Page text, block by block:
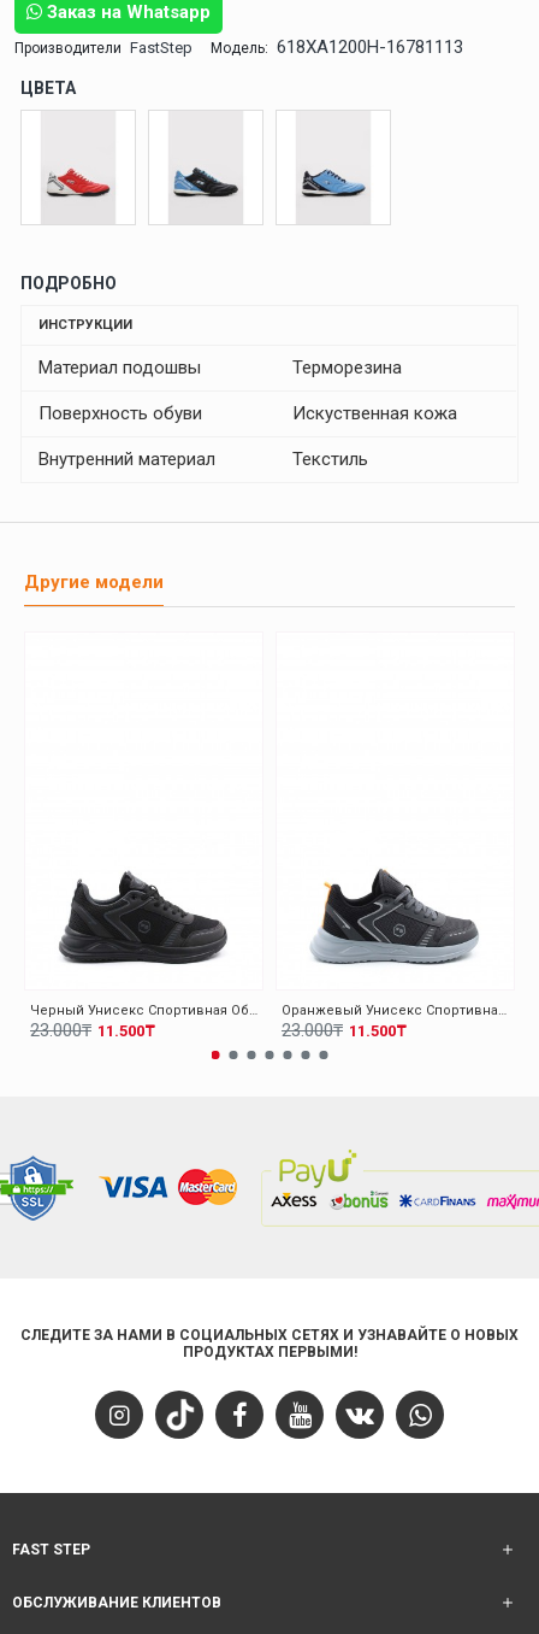
Заказ на Whatsapp
Производители FastStep Модель: 618XA1200H-16781113
ЦВЕТА
ПОДРОБНО
ИНСТРУКЦИИ
Материал подошвы Терморезина
Поверхность обуви Искуственная кожа
Внутренний материал Текстиль
Другие модели
Черный Унисекс Спортивная Обувь 140XA5310
11.500₸
23.000₸
Оранжевый Унисекс Спортивная Обувь 140XA5310
11.500₸
23.000₸
СЛЕДИТЕ ЗА НАМИ В СОЦИАЛЬНЫХ СЕТЯХ И УЗНАВАЙТЕ О НОВЫХ
ПРОДУКТАХ ПЕРВЫМИ!
FAST STEP
ОБСЛУЖИВАНИЕ КЛИЕНТОВ